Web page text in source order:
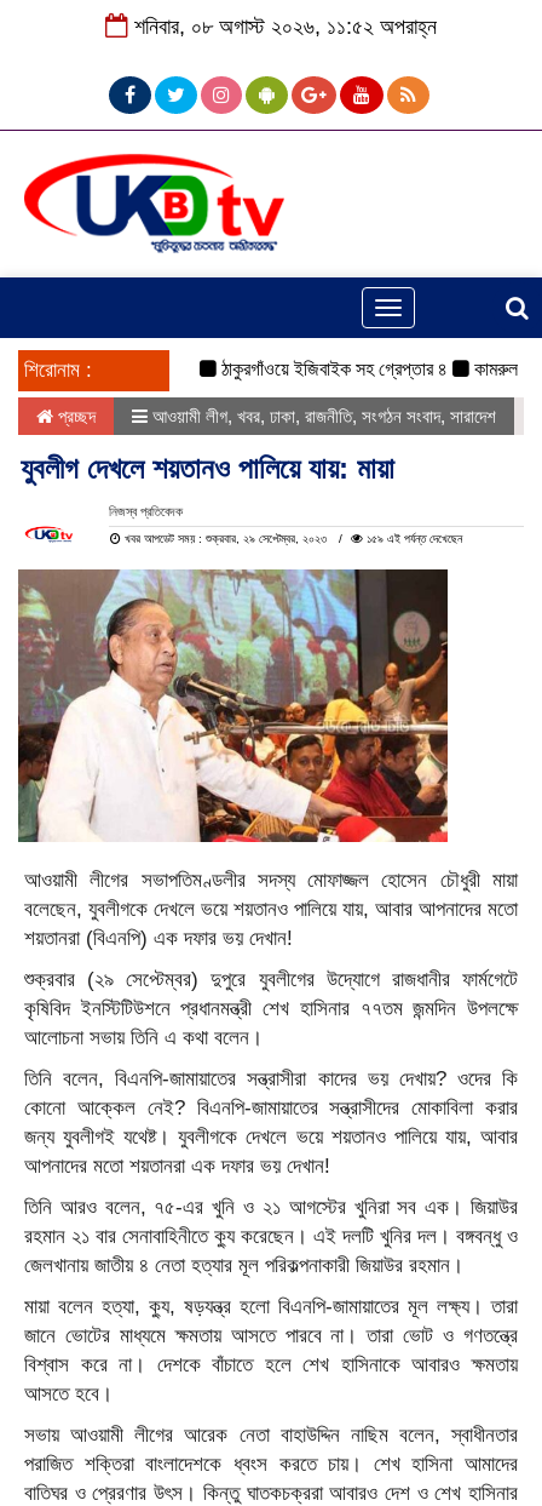
শনিবার, ০৮ অগাস্ট ২০২৬, ১১:৫২ অপরাহ্ন
Toggle
navigation
শিরোনাম : ঠাকুরগাঁওয়ে ইজিবাইক সহ গ্রেপ্তার ৪ কামরুল-জসিম
প্রচ্ছদ আওয়ামী লীগ, খবর, ঢাকা, রাজনীতি, সংগঠন সংবাদ, সারাদেশ
যুবলীগ দেখলে শয়তানও পালিয়ে যায়: মায়া
নিজস্ব প্রতিবেদক
খবর আপডেট সময় : শুক্রবার, ২৯ সেপ্টেম্বর, ২০২৩ ১৫৯ এই পর্যন্ত দেখেছেন
আওয়ামী লীগের সভাপতিমণ্ডলীর সদস্য মোফাজ্জল হোসেন চৌধুরী মায়া
বলেছেন, যুবলীগকে দেখলে ভয়ে শয়তানও পালিয়ে যায়, আবার আপনাদের মতো
শয়তানরা (বিএনপি) এক দফার ভয় দেখান!
শুক্রবার (২৯ সেপ্টেম্বর) দুপুরে যুবলীগের উদ্যোগে রাজধানীর ফার্মগেটে
কৃষিবিদ ইনস্টিটিউশনে প্রধানমন্ত্রী শেখ হাসিনার ৭৭তম জন্মদিন উপলক্ষে
আলোচনা সভায় তিনি এ কথা বলেন।
তিনি বলেন, বিএনপি-জামায়াতের সন্ত্রাসীরা কাদের ভয় দেখায়? ওদের কি
কোনো আক্কেল নেই? বিএনপি-জামায়াতের সন্ত্রাসীদের মোকাবিলা করার
জন্য যুবলীগই যথেষ্ট। যুবলীগকে দেখলে ভয়ে শয়তানও পালিয়ে যায়, আবার
আপনাদের মতো শয়তানরা এক দফার ভয় দেখান!
তিনি আরও বলেন, ৭৫-এর খুনি ও ২১ আগস্টের খুনিরা সব এক। জিয়াউর
রহমান ২১ বার সেনাবাহিনীতে ক্যু করেছেন। এই দলটি খুনির দল। বঙ্গবন্ধু ও
জেলখানায় জাতীয় ৪ নেতা হত্যার মূল পরিকল্পনাকারী জিয়াউর রহমান।
মায়া বলেন হত্যা, ক্যু, ষড়যন্ত্র হলো বিএনপি-জামায়াতের মূল লক্ষ্য। তারা
জানে ভোটের মাধ্যমে ক্ষমতায় আসতে পারবে না। তারা ভোট ও গণতন্ত্রে
বিশ্বাস করে না। দেশকে বাঁচাতে হলে শেখ হাসিনাকে আবারও ক্ষমতায়
আসতে হবে।
সভায় আওয়ামী লীগের আরেক নেতা বাহাউদ্দিন নাছিম বলেন, স্বাধীনতার
পরাজিত শক্তিরা বাংলাদেশকে ধ্বংস করতে চায়। শেখ হাসিনা আমাদের
বাতিঘর ও প্রেরণার উৎস। কিন্তু ঘাতকচক্ররা আবারও দেশ ও শেখ হাসিনার